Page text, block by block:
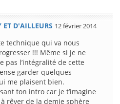
ET D'AILLEURS 12 février 2014
technique qui va nous
!!! Même si je ne
pas l’intégralité de cette
garder quelques
me plaisent bien.
ton intro car je t’imagine
rêver de la demie sphère